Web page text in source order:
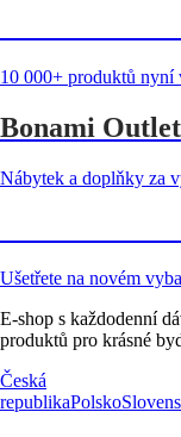
10 000+ produktů nyní
Bonami Outlet
Nábytek a doplňky za
Ušetřete na novém
E-shop s každodenní
produktů pro krásné
Česká
republikaPolsko